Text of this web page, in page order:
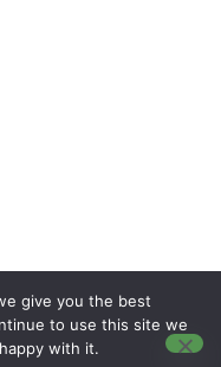
343
give you the best
to use this site we
with it.